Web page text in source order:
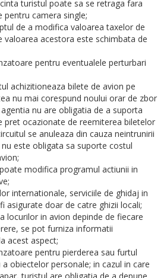
turistul poate sa se retraga fara
pentru camera single;
de a modifica valoarea taxelor de
valoarea acestora este schimbata de
pentru eventualele perturbari
achizitioneaza bilete de avion pe
nu mai corespund noului orar de zbor
nu are obligatia de a suporta
pret ocazionate de reemiterea biletelor
se anuleaza din cauza neintrunirii
este obligata sa suporte costul
modifica programul actiunii in
internationale, serviciile de ghidaj in
asigurate doar de catre ghizii locali;
locurilor in avion depinde de fiecare
se pot furniza informatii
acest aspect;
pentru pierderea sau furtul
obiectelor personale; in cazul in care